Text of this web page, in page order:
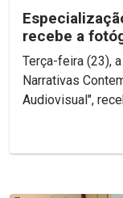
recebe a
Terça-feira (23),
Narrativas
Audiovisual",